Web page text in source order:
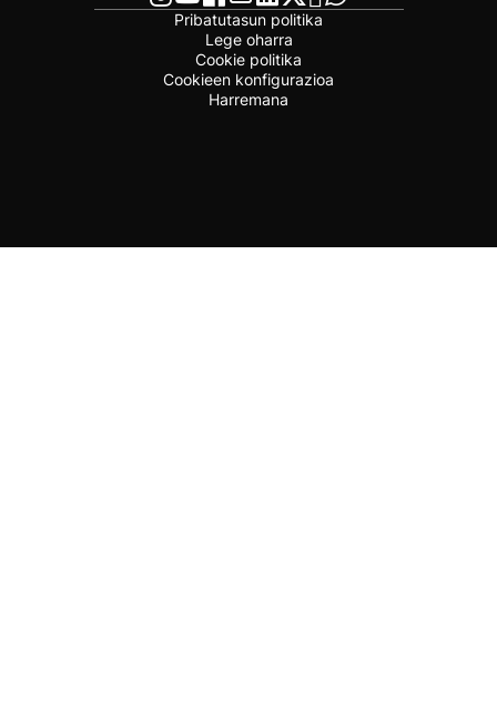
Pribatutasun politika
Lege oharra
Cookie politika
Cookieen konfigurazioa
Harremana